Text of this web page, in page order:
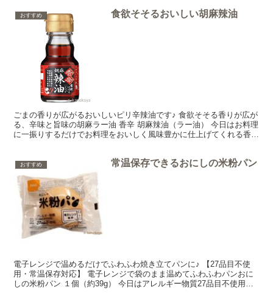
おすすめ 食欲そそるおいしい胡麻辣油
ごまの香りが広がるおいしいピリ辛辣油です♪ 食欲そそる香りが広が
る、辛味と旨味の胡麻ラー油 香辛 胡麻辣油（ラー油） 今日はお料理
に一振りするだけでお料理をおいしく風味豊かに仕上げてくれる香辛
おすすめ 常温保存できるおにしの米粉パン
電子レンジで温めるだけでふわふわ焼き立てパンに♪ 【27品目不使
用・常温保存対応】 電子レンジで袋のまま温めてふわふわパンおに
しの米粉パン １個（約39g） 今日はアレルギー物質27品目不使用の